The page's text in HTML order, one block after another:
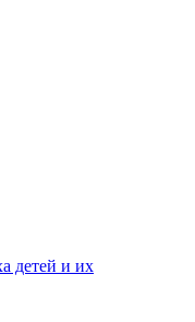
детей и их